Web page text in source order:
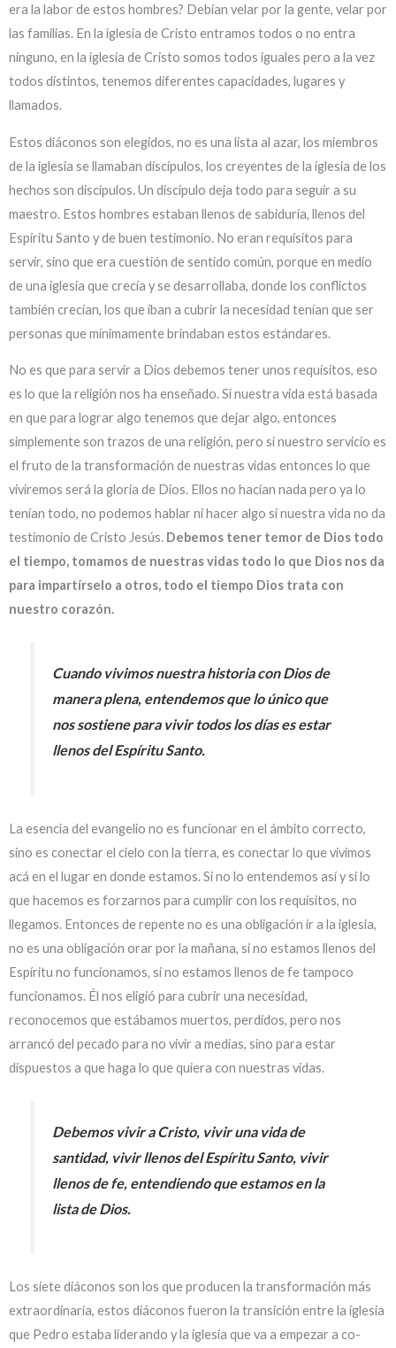
era la labor de estos hombres? Debían velar por la gente, velar por
las familias. En la iglesia de Cristo entramos todos o no entra
ninguno, en la iglesia de Cristo somos todos iguales pero a la vez
todos distintos, tenemos diferentes capacidades, lugares y
llamados.
Estos diáconos son elegidos, no es una lista al azar, los miembros
de la iglesia se llamaban discípulos, los creyentes de la iglesia de los
hechos son discípulos. Un discípulo deja todo para seguir a su
maestro. Estos hombres estaban llenos de sabiduría, llenos del
Espíritu Santo y de buen testimonio. No eran requisitos para
servir, sino que era cuestión de sentido común, porque en medio
de una iglesia que crecía y se desarrollaba, donde los conflictos
también crecían, los que iban a cubrir la necesidad tenían que ser
personas que mínimamente brindaban estos estándares.
No es que para servir a Dios debemos tener unos requisitos, eso
es lo que la religión nos ha enseñado. Si nuestra vida está basada
en que para lograr algo tenemos que dejar algo, entonces
simplemente son trazos de una religión, pero si nuestro servicio es
el fruto de la transformación de nuestras vidas entonces lo que
viviremos será la gloria de Dios. Ellos no hacían nada pero ya lo
tenían todo, no podemos hablar ni hacer algo si nuestra vida no da
testimonio de Cristo Jesús. Debemos tener temor de Dios todo
el tiempo, tomamos de nuestras vidas todo lo que Dios nos da
para impartírselo a otros, todo el tiempo Dios trata con
nuestro corazón.
Cuando vivimos nuestra historia con Dios de
manera plena, entendemos que lo único que
nos sostiene para vivir todos los días es estar
llenos del Espíritu Santo.
La esencia del evangelio no es funcionar en el ámbito correcto,
sino es conectar el cielo con la tierra, es conectar lo que vivimos
acá en el lugar en donde estamos. Si no lo entendemos así y si lo
que hacemos es forzarnos para cumplir con los requisitos, no
llegamos. Entonces de repente no es una obligación ir a la iglesia,
no es una obligación orar por la mañana, si no estamos llenos del
Espíritu no funcionamos, si no estamos llenos de fe tampoco
funcionamos. Él nos eligió para cubrir una necesidad,
reconocemos que estábamos muertos, perdidos, pero nos
arrancó del pecado para no vivir a medias, sino para estar
dispuestos a que haga lo que quiera con nuestras vidas.
Debemos vivir a Cristo, vivir una vida de
santidad, vivir llenos del Espíritu Santo, vivir
llenos de fe, entendiendo que estamos en la
lista de Dios.
Los siete diáconos son los que producen la transformación más
extraordinaria, estos diáconos fueron la transición entre la iglesia
que Pedro estaba liderando y la iglesia que va a empezar a co-